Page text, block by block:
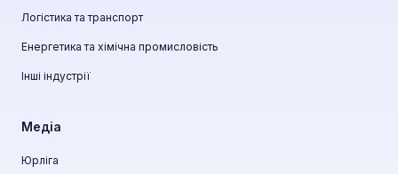
Логістика та транспорт
Енергетика та хімічна промисловість
Інші індустрії
Медіа
Юрліга